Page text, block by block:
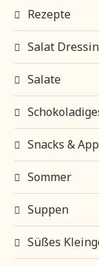
Rezepte
Salat
Salate
Snacks &
Sommer
Suppen
Süßes